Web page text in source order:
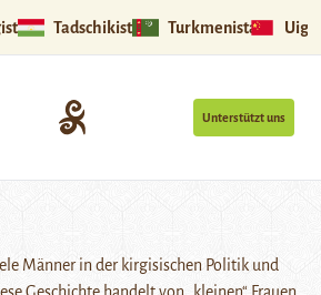
Tadschikistan Turkmenistan
Unterstützt uns
Männer in der kirgisischen Politik und